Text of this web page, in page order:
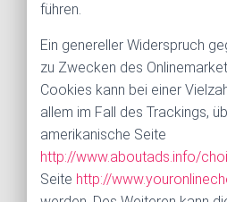
führen.
Ein genereller Widerspruch
zu Zwecken des
Cookies kann bei einer
allem im Fall des Trackings,
amerikanische Seite
http://www.aboutads.info/
Seite http://